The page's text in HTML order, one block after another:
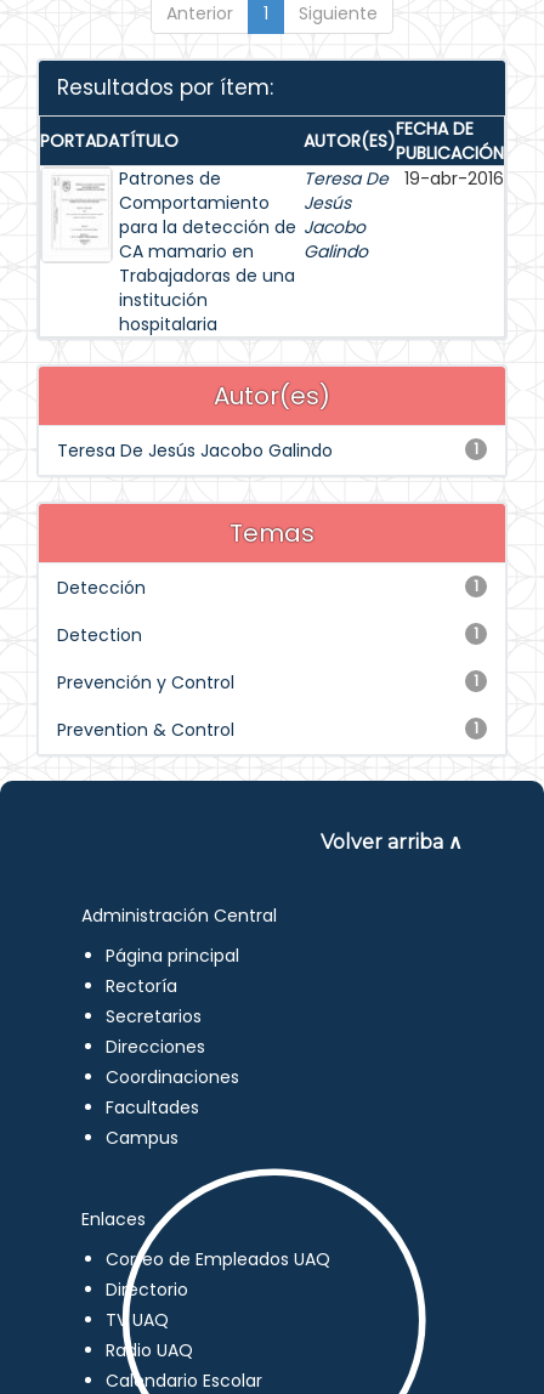
Anterior 1 Siguiente
Resultados por ítem:
PORTADATÍTULO AUTOR(ES)FECHA DE
PUBLICACIÓN
Patrones de
Comportamiento
para la detección de
CA mamario en
Trabajadoras de una
institución
hospitalaria
Teresa De
Jesús
Jacobo
Galindo
19-abr-2016
Autor(es)
1
Teresa De Jesús Jacobo Galindo
Temas
1
Detección
1
Detection
1
Prevención y Control
1
Prevention & Control
Volver arriba ∧
Administración Central
Página principal
Rectoría
Secretarios
Direcciones
Coordinaciones
Facultades
Campus
Enlaces
Correo de Empleados UAQ
Directorio
TV UAQ
Radio UAQ
Calendario Escolar